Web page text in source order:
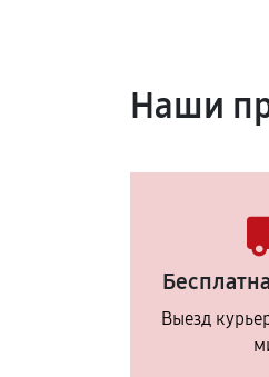
Наши
Выезд